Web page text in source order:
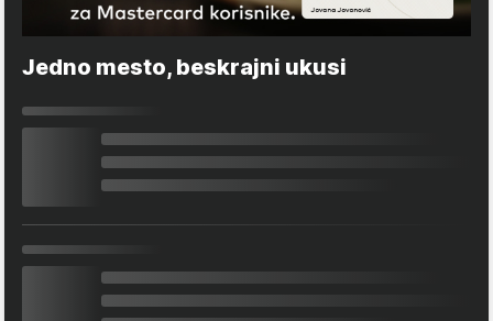
Jedno mesto, beskrajni ukusi